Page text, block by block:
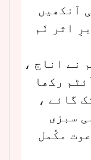
آنکھیں
اثر نَم
نے اناج ،
رکھا
گائے ،
سبزی
مکُمل